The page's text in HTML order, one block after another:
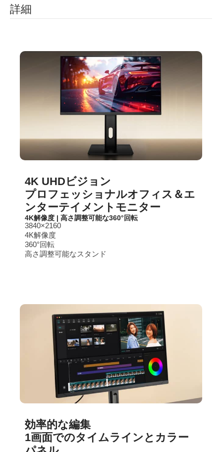
詳細
4K UHDビジョン
プロフェッショナルオフィス＆エ
ンターテイメントモニター
4K解像度 | 高さ調整可能な360°回転
3840×2160
4K解像度
360°回転
高さ調整可能なスタンド
効率的な編集
1画面でのタイムラインとカラー